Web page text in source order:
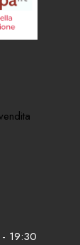
19:30